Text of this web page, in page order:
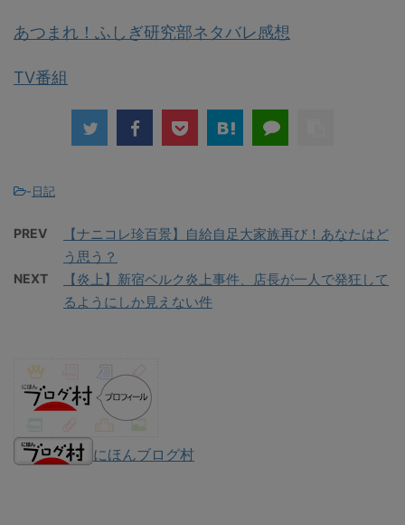
あつまれ！ふしぎ研究部ネタバレ感想
TV番組
-日記
PREV
【ナニコレ珍百景】自給自足大家族再び！あなたはど
う思う？
NEXT
【炎上】新宿ベルク炎上事件、店長が一人で発狂して
るようにしか見えない件
にほんブログ村